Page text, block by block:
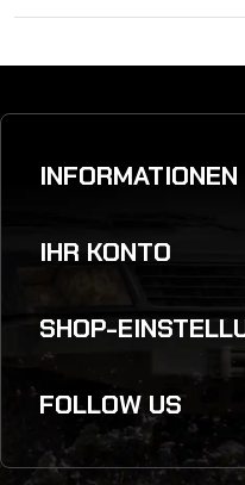
INFORMATIONEN
IHR KONTO
SHOP-
FOLLOW US